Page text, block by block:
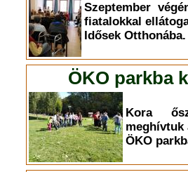
Szeptember
fiatalokkal
Idősek Otthonába.
ÖKO parkba
Kora
meghívtuk
ÖKO